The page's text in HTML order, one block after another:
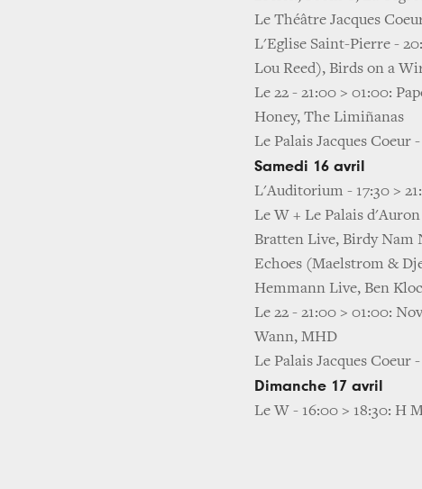
Le Théâtre Jacques
L'Eglise Saint-Pierre -
Lou Reed), Birds on a
Le 22 - 21:00 > 01:00:
Honey, The Limiñanas
Le Palais Jacques Coeur
Samedi 16 avril
L'Auditorium - 17:30 >
Le W + Le Palais
Bratten Live, Birdy Nam
Echoes (Maelstrom &
Hemmann Live, Ben
Le 22 - 21:00 > 01:00:
Wann, MHD
Le Palais Jacques Coeur
Dimanche 17 avril
Le W - 16:00 > 18:30: H